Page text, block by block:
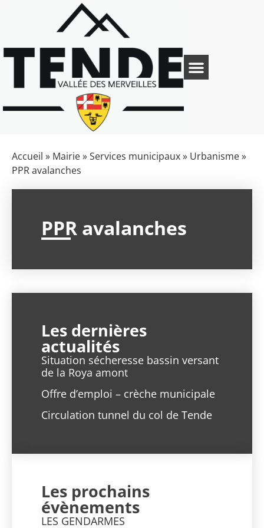
Accueil » Mairie»Services municipaux» Urbanisme»
PPR avalanches
PPR avalanches
Les dernières
actualités
Situation sécheresse bassin versant
de la Roya amont
Offre d’emploi – crèche municipale
Circulation tunnel du col de Tende
Les prochains
évènements
LES GENDARMES